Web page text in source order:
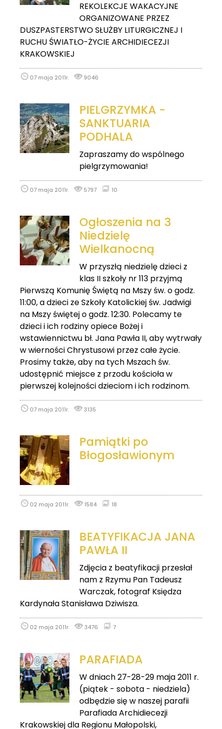
REKOLEKCJE WAKACYJNE
ORGANIZOWANE PRZEZ
DUSZPASTERSTWO SŁUŻBY LITURGICZNEJ I
RUCHU ŚWIATŁO-ŻYCIE ARCHIDIECEZJI
KRAKOWSKIEJ
07 maja 2011r. 9046
PIELGRZYMKA -
SANKTUARIA
PODHALA
Zapraszamy do wspólnego
pielgrzymowania!
07 maja 2011r. 5797 10
Ogłoszenia na 3
Niedzielę
Wielkanocną
W przyszłą niedzielę dzieci z
klas II szkoły nr 113 przyjmą
Pierwszą Komunię Świętą na Mszy św. o godz.
11:00, a dzieci ze Szkoły Katolickiej św. Jadwigi
na Mszy świętej o godz. 12:30. Polecamy te
dzieci i ich rodziny opiece Bożej i
wstawiennictwu bł. Jana Pawła II, aby wytrwały
w wierności Chrystusowi przez całe życie.
Prosimy także, aby na tych Mszach św.
udostępnić miejsce z przodu kościoła w
pierwszej kolejności dzieciom i ich rodzinom.
07 maja 2011r. 3135
Pamiątki po
Błogosławionym
02 maja 2011r. 1584 18
BEATYFIKACJA JANA
PAWŁA II
Zdjęcia z beatyfikacji przesłał
nam z Rzymu Pan Tadeusz
Warczak, fotograf Księdza
Kardynała Stanisława Dziwisza.
02 maja 2011r. 3476 7
PARAFIADA
W dniach 27-28-29 maja 2011 r.
(piątek - sobota - niedziela)
odbędzie się w naszej parafii
Parafiada Archidiecezji
Krakowskiej dla Regionu Małopolski,